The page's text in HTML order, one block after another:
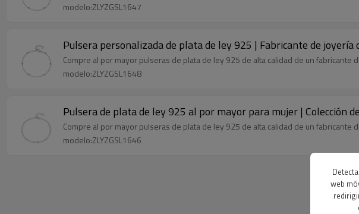
modelo:ZLYZGSL1647
Pulsera personalizada de plata de ley 925 | Fabricante de joyería
Compre al por mayor pulseras de plata de ley 925 de alta calidad de un
modelo:ZLYZGSL1648
Pulsera de plata de ley 925 al por mayor para mujer | Colección
Compre al por mayor pulseras de plata de ley 925 de alta calidad de un
modelo:ZLYZGSL1646
web